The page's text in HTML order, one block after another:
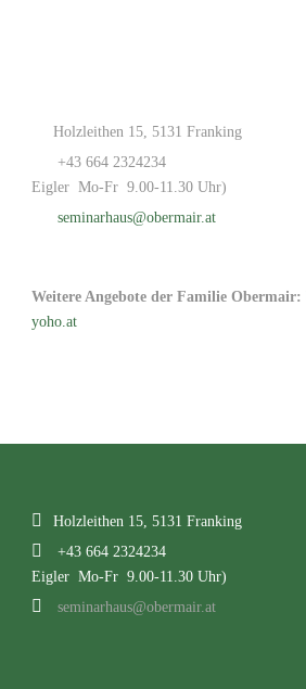
Holzleithen 15, 5131 Franking
+43 664
Eigler Mo-Fr 9.00-11.30 Uhr)
seminarhaus@obermair.at
Weitere Angebote der Familie Obermair:
yoho.at
Holzleithen 15, 5131 Franking
+43 664
Eigler Mo-Fr 9.00-11.30 Uhr)
seminarhaus@obermair.at